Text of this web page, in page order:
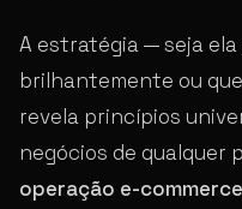
A estratégia — seja
brilhantemente ou
revela princípios
negócios de qualquer
operação e-